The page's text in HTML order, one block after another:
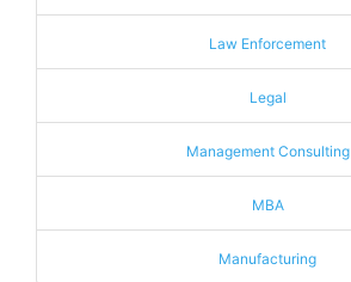
Law Enforcement
Legal
Management Consulting
MBA
Manufacturing